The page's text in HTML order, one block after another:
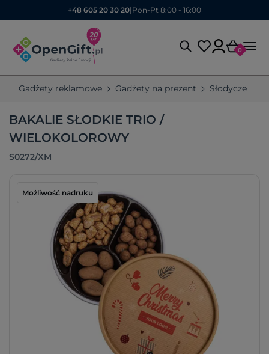
+48 605 20 30 20| Pon-Pt 8:00 - 16:00
0
Gadżety reklamowe Gadżety na prezent Słodycze
BAKALIE SŁODKIE TRIO /
WIELOKOLOROWY
S0272/XM
Możliwość nadruku